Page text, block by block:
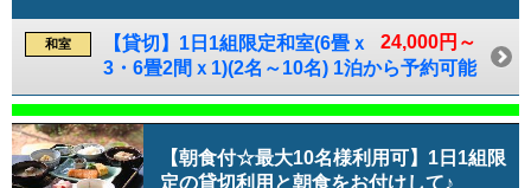
24,000円～
和室
【貸切】1日1組限定和室(6畳ｘ
3・6畳2間ｘ1)(2名～10名) 1泊から予約可能
【朝食付☆最大10名様利用可】1日1組限
定の貸切利用と朝食をお付けして♪